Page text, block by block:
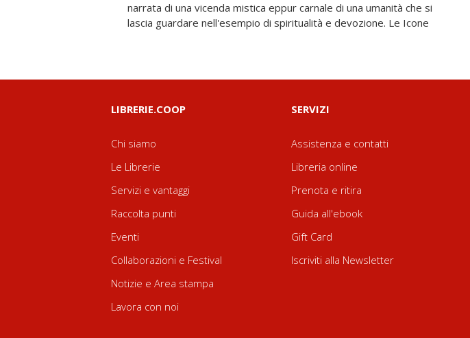
narrata di una vicenda mistica eppur carnale di una umanità che si
lascia guardare nell'esempio di spiritualità e devozione. Le Icone
LIBRERIE.COOP
Chi siamo
Le Librerie
Servizi e vantaggi
Raccolta punti
Eventi
Collaborazioni e Festival
Notizie e Area stampa
Lavora con noi
SERVIZI
Assistenza e contatti
Libreria online
Prenota e ritira
Guida all'ebook
Gift Card
Iscriviti alla Newsletter